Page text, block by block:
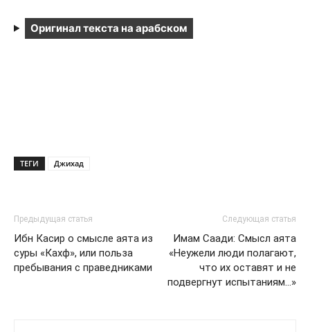
Оригинал текста на арабском
ТЕГИ Джихад
Предыдущая статья
Ибн Касир о смысле аята из
суры «Кахф», или польза
пребывания с праведниками
Следующая статья
Имам Саади: Смысл аята
«Неужели люди полагают,
что их оставят и не
подвергнут испытаниям…»